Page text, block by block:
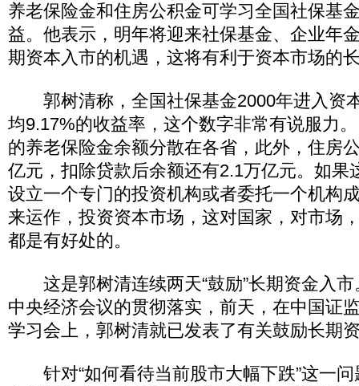
养老保险金和住房公积金可学习全国社保基
益。他表示，明年将迎来社保基金、企业年
期资本入市的机遇，这将有利于资本市场的
郭树清称，全国社保基金2000年进入资
均9.17%的收益率，这个数字非常有说服力
的养老保险金余额分散在各省，此外，住房
亿元，扣除贷款后余额还有2.1万亿元。如果
设立一个专门的投资机构或者委托一个机构
来运作，投资资本市场，这对国家，对市场
都是有好处的。
这是郭树清连续两天“鼓励”长期资金入市
中央经济会议的贯彻落实，前天，在中国证
学习会上，郭树清就已发表了有关鼓励长期
针对“如何看待当前股市大幅下跌”这一问